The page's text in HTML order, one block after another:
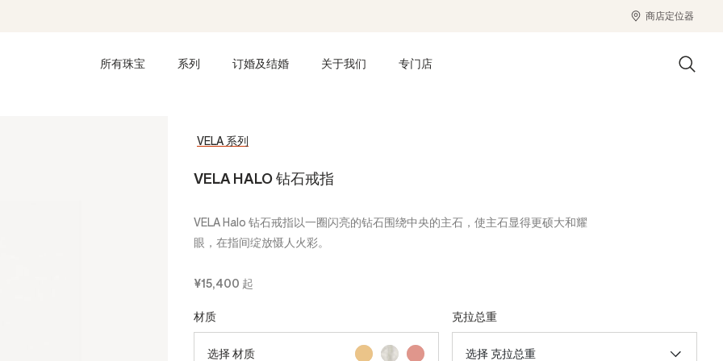
商店定位器
所有珠宝 系列 订婚及结婚 关于我们 专门店
VELA 系列
VELA HALO 钻石戒指
VELA Halo 钻石戒指以一圈闪亮的钻石围绕中央的主石，使主石显得更硕大和耀
眼，在指间绽放慑人火彩。
¥15,400 起
材质
选择 材质
克拉总重
选择 克拉总重